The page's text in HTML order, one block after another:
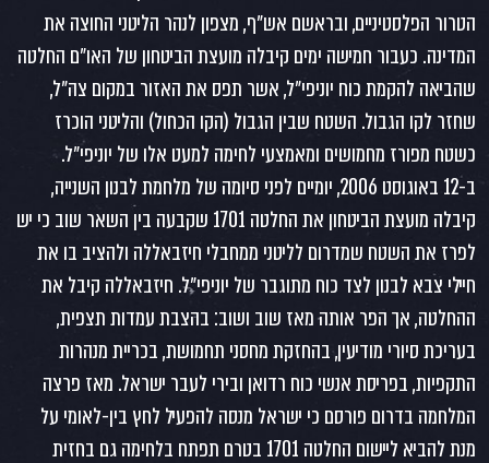
הטרור הפלסטיניים, ובראשם אש״ף, מצפון לנהר הליטני החוצה את
המדינה. כעבור חמישה ימים קיבלה מועצת הביטחון של האו״ם החלטה
שהביאה להקמת כוח יוניפי״ל, אשר תפס את האזור במקום צה״ל,
שחזר לקו הגבול. השטח שבין הגבול (הקו הכחול) והליטני הוכרז
כשטח מפורז מחמושים ומאמצעי לחימה למעט אלו של יוניפי״ל.
ב-12 באוגוסט 2006, יומיים לפני סיומה של מלחמת לבנון השנייה,
קיבלה מועצת הביטחון את החלטה 1701 שקבעה בין השאר שוב כי יש
לפרז את השטח שמדרום לליטני ממחבלי חיזבאללה ולהציב בו את
חיילי צבא לבנון לצד כוח מתוגבר של יוניפי״ל. חיזבאללה קיבל את
ההחלטה, אך הפר אותה מאז שוב ושוב: בהצבת עמדות תצפית,
בעריכת סיורי מודיעין, בהחזקת מחסני תחמושת, בכריית מנהרות
התקפיות, בפריסת אנשי כוח רדואן ובירי לעבר ישראל. מאז פרצה
המלחמה בדרום פורסם כי ישראל מנסה להפעיל לחץ בין-לאומי על
מנת להביא ליישום החלטה 1701 בטרם תפתח בלחימה גם בחזית